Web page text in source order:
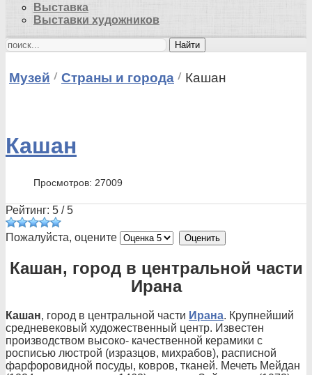
Выставка
Выставки художников
Найти
Музей Страны и города Кашан
Кашан
Просмотров: 27009
Рейтинг: 5 /5
Пожалуйста, оцените
Кашан, город в центральной части
Ирана
Кашан, город в центральной части Ирана. Крупнейший
средневековый художественный центр. Известен
производством высоко- качественной керамики с
росписью люстрой (изразцов, михрабов), расписной
фарфоровидной посуды, ковров, тканей. Мечеть Мейдан